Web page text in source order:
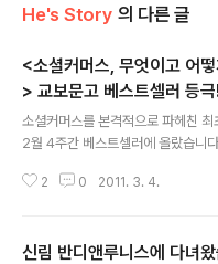
He's Story 의 다른 글
<소셜커머스, 무엇이고 어
> 교보문고 베스트셀러 등극!
소셜커머스를 본격적으로 파헤친
2월 4주간 베스트셀러에 올랐습니
경영 ♣ 순위 도 서 명 1 그들이 말하
포함) 8 스티브 잡스 무한 혁신의 비
2 0 2011. 3. 4.
신림 반디앤루니스에 다녀